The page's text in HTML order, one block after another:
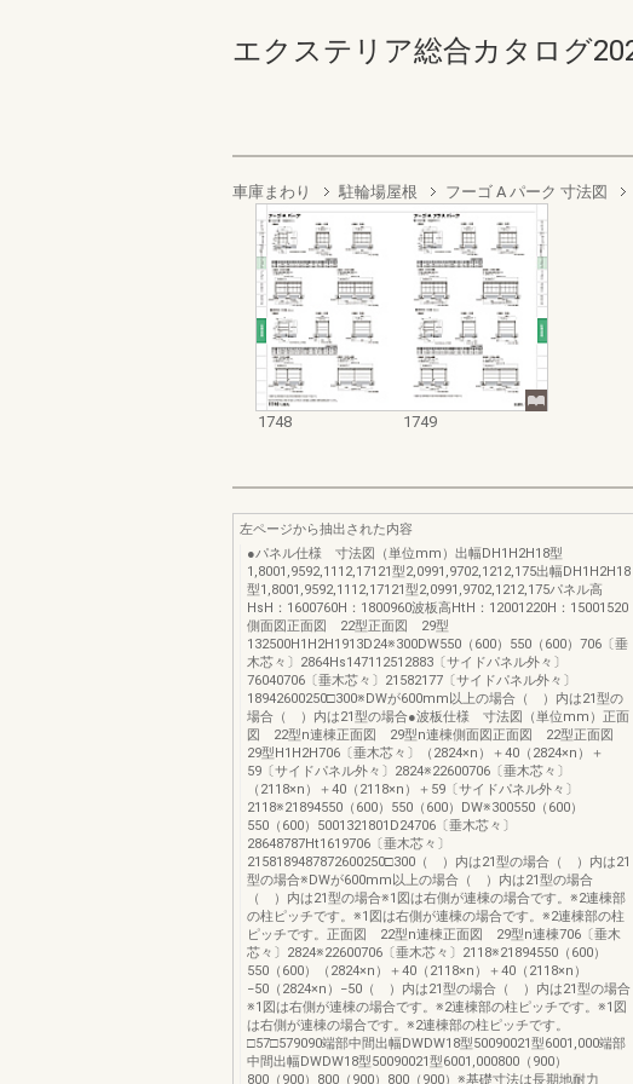
エクステリア総合カタログ
車庫まわり 駐輪場屋根 フーゴ A パーク 寸法図
1748 1749
左ページから抽出された内容
●パネル仕様 寸法図（単位mm）出幅DH1H2H18型
1,8001,9592,1112,17121型2,0991,9702,1212,175出幅DH1H2H18
型1,8001,9592,1112,17121型2,0991,9702,1212,175パネル高
HsH：1600760H：1800960波板高HtH：12001220H：15001520
側面図正面図 22型正面図 29型
132500H1H2H1913D24※300DW550（600）550（600）706〔垂
木芯々〕2864Hs147112512883〔サイドパネル外々〕
76040706〔垂木芯々〕21582177〔サイドパネル外々〕
18942600250□300※DWが600mm以上の場合（ ）内は21型の
場合（ ）内は21型の場合●波板仕様 寸法図（単位mm）正面
図 22型n連棟正面図 29型n連棟側面図正面図 22型正面図
29型H1H2H706〔垂木芯々〕（2824×n）＋40（2824×n）＋
59〔サイドパネル外々〕2824※22600706〔垂木芯々〕
（2118×n）＋40（2118×n）＋59〔サイドパネル外々〕
2118※21894550（600）550（600）DW※300550（600）
550（600）5001321801D24706〔垂木芯々〕
28648787Ht1619706〔垂木芯々〕
2158189487872600250□300（ ）内は21型の場合（ ）内は21
型の場合※DWが600mm以上の場合（ ）内は21型の場合
（ ）内は21型の場合※1図は右側が連棟の場合です。※2連棟部
の柱ピッチです。※1図は右側が連棟の場合です。※2連棟部の柱
ピッチです。正面図 22型n連棟正面図 29型n連棟706〔垂木
芯々〕2824※22600706〔垂木芯々〕2118※21894550（600）
550（600）（2824×n）＋40（2118×n）＋40（2118×n）
−50（2824×n）−50（ ）内は21型の場合（ ）内は21型の場合
※1図は右側が連棟の場合です。※2連棟部の柱ピッチです。※1図
は右側が連棟の場合です。※2連棟部の柱ピッチです。
□57□579090端部中間出幅DWDW18型50090021型6001,000端部
中間出幅DWDW18型50090021型6001,000800（900）
800（900）800（900）800（900）※基礎寸法は長期地耐力